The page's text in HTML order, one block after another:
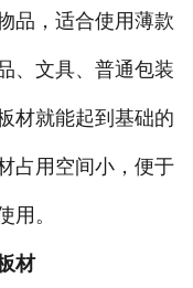
，适合使用薄款
、文具、普通包装
材就能起到基础的
占用空间小，便于
用。
材